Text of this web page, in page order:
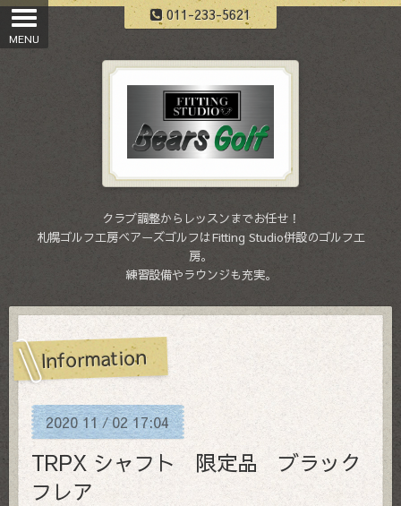
011-233-5621
クラブ調整からレッスンまでお任せ！
札幌ゴルフ工房ベアーズゴルフはFitting Studio併設のゴルフ工
房。
練習設備やラウンジも充実。
Information
2020 11/02 17:04
TRPX シャフト 限定品 ブラック
フレア